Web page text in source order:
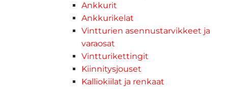
Ankkurit
Ankkurikelat
Vintturien asennustarvikkeet ja
varaosat
Vintturikettingit
Kiinnitysjouset
Kalliokiilat ja renkaat